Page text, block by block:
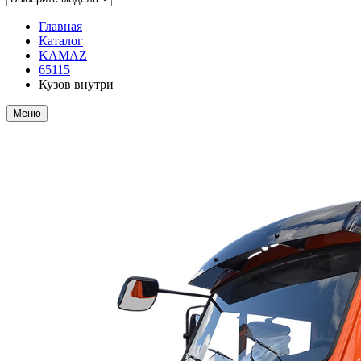
Главная
Каталог
KAMAZ
65115
Кузов внутри
Меню